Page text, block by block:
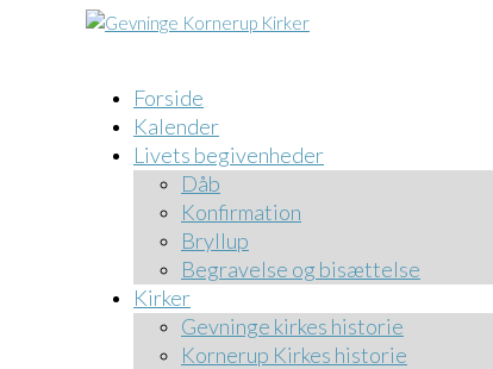
Forside
Kalender
Livets begivenheder
Dåb
Konfirmation
Bryllup
Begravelse og bisættelse
Kirker
Gevninge kirkes historie
Kornerup Kirkes historie